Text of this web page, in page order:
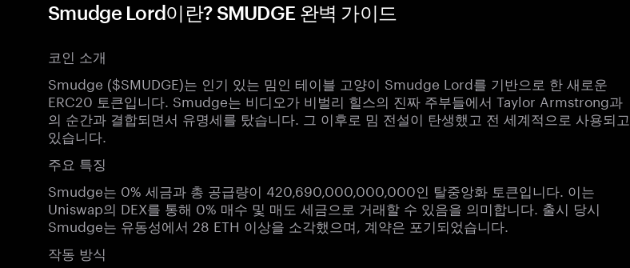
Smudge Lord이란? SMUDGE 완벽 가이드
코인 소개
Smudge ($SMUDGE)는 인기 있는 밈인 테이블 고양이 Smudge Lord를 기반으로 한 새로운
ERC20 토큰입니다. Smudge는 비디오가 비벌리 힐스의 진짜 주부들에서 Taylor Armstrong과
의 순간과 결합되면서 유명세를 탔습니다. 그 이후로 밈 전설이 탄생했고 전 세계적으로 사용되고
있습니다.
주요 특징
Smudge는 0% 세금과 총 공급량이 420,690,000,000,000인 탈중앙화 토큰입니다. 이는
Uniswap의 DEX를 통해 0% 매수 및 매도 세금으로 거래할 수 있음을 의미합니다. 출시 당시
Smudge는 유동성에서 28 ETH 이상을 소각했으며, 계약은 포기되었습니다.
작동 방식